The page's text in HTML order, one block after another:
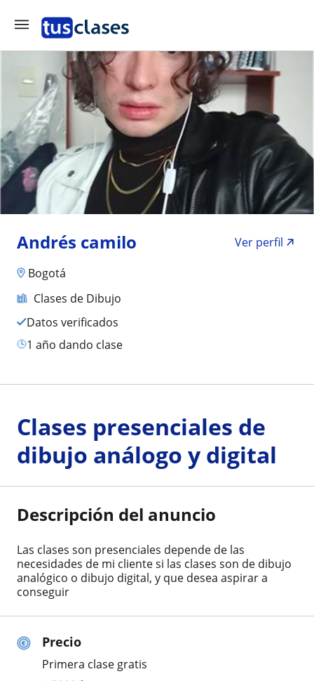
Andrés camilo
Ver perfil
Bogotá
Clases de Dibujo
Datos verificados
1 año dando clase
Precio
Primera clase gratis
Clases presenciales de
dibujo análogo y digital
Descripción del anuncio
Las clases son presenciales depende de las
necesidades de mi cliente si las clases son de dibujo
analógico o dibujo digital, y que desea aspirar a
conseguir